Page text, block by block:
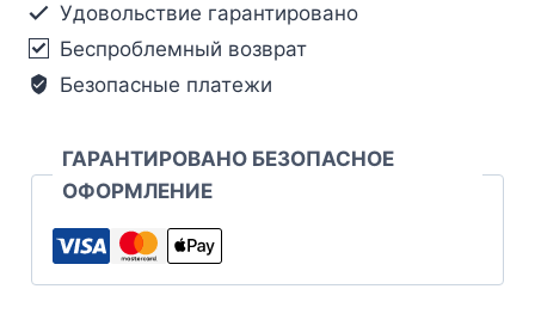
Удовольствие гарантировано
Беспроблемный возврат
Безопасные платежи
ГАРАНТИРОВАНО БЕЗОПАСНОЕ
ОФОРМЛЕНИЕ